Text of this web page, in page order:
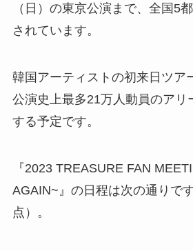
（日）の東京公演まで、全国5
されています。
韓国アーティストの初来日ツア
公演史上最多21万人動員のアリ
する予定です。
『2023 TREASURE FAN
AGAIN~』の日程は次の通りで
点）。